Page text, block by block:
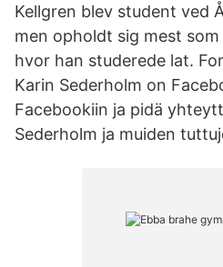
Kellgren blev student ved
men opholdt sig mest
hvor han studerede lat.
Karin Sederholm on
Facebookiin ja pidä
Sederholm ja muiden